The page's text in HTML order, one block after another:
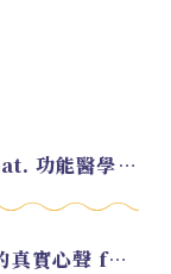
EP.220 好久不見！2026 試錄集 feat. 功能醫學營養師 美寶
EP.219 從銀行高管轉職幣圈 KOL 的真實心聲 feat.龜大